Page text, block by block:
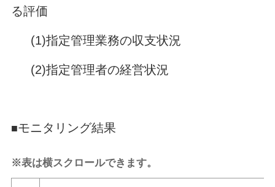
る評価
(1)指定管理業務の収支状況
(2)指定管理者の経営状況
■モニタリング結果
※表は横スクロールできます。